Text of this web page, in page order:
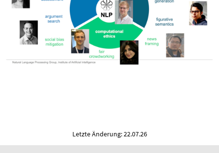
Letzte Änderung: 22.07.26